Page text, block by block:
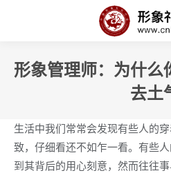
形象管理师：为什么
去土
生活中我们常常会发现有些人的
致，仔细看还不如乍一看。有些
到其背后的用心刻意，然而往往